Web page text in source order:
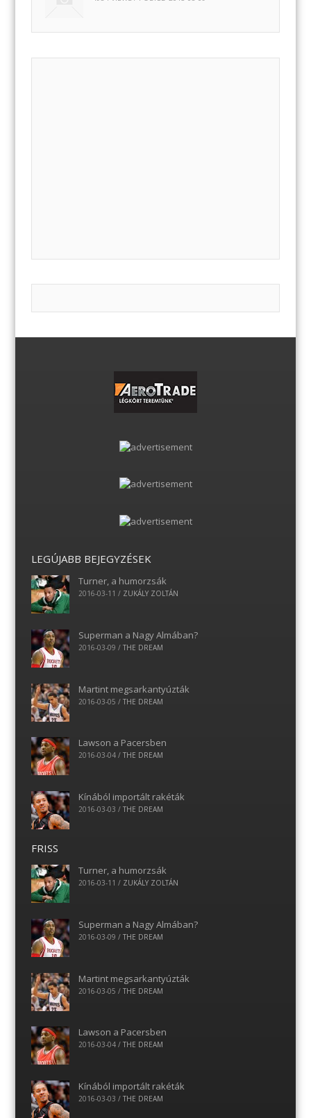
LEGÚJABB BEJEGYZÉSEK
Turner, a humorzsák
2016-03-11 / ZUKÁLY ZOLTÁN
Superman a Nagy Almában?
2016-03-09 / THE DREAM
Martint megsarkantyúzták
2016-03-05 / THE DREAM
Lawson a Pacersben
2016-03-04/ THE DREAM
Kínából importált rakéták
2016-03-03 / THE DREAM
FRISS
Turner, a humorzsák
2016-03-11 / ZUKÁLY ZOLTÁN
Superman a Nagy Almában?
2016-03-09 / THE DREAM
Martint megsarkantyúzták
2016-03-05 / THE DREAM
Lawson a Pacersben
2016-03-04/ THE DREAM
Kínából importált rakéták
2016-03-03 / THE DREAM